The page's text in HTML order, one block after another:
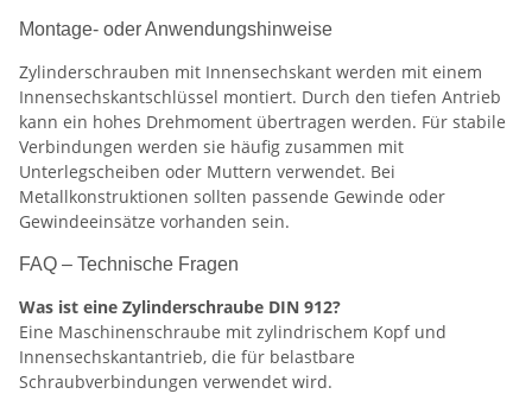
Montage- oder Anwendungshinweise
Zylinderschrauben mit Innensechskant werden mit einem
Innensechskantschlüssel montiert. Durch den tiefen Antrieb
kann ein hohes Drehmoment übertragen werden. Für stabile
Verbindungen werden sie häufig zusammen mit
Unterlegscheiben oder Muttern verwendet. Bei
Metallkonstruktionen sollten passende Gewinde oder
Gewindeeinsätze vorhanden sein.
FAQ – Technische Fragen
Was ist eine Zylinderschraube DIN 912?
Eine Maschinenschraube mit zylindrischem Kopf und
Innensechskantantrieb, die für belastbare
Schraubverbindungen verwendet wird.